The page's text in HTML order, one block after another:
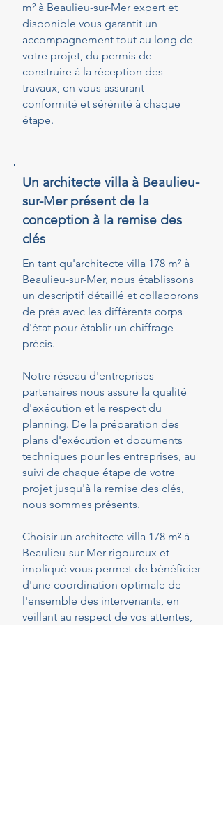
m² à Beaulieu-sur-Mer expert et
disponible vous garantit un
accompagnement tout au long de
votre projet, du permis de
construire à la réception des
travaux, en vous assurant
conformité et sérénité à chaque
étape.
Un architecte villa à Beaulieu-
sur-Mer présent de la
conception à la remise des
clés
En tant qu'architecte villa 178 m² à
Beaulieu-sur-Mer, nous établissons
un descriptif détaillé et collaborons
de près avec les différents corps
d'état pour établir un chiffrage
précis.
Notre réseau d'entreprises
partenaires nous assure la qualité
d'exécution et le respect du
planning. De la préparation des
plans d'exécution et documents
techniques pour les entreprises, au
suivi de chaque étape de votre
projet jusqu'à la remise des clés,
nous sommes présents.
Choisir un architecte villa 178 m² à
Beaulieu-sur-Mer rigoureux et
impliqué vous permet de bénéficier
d'une coordination optimale de
l'ensemble des intervenants, en
veillant au respect de vos attentes,